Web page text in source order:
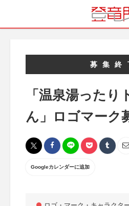
募集終
「温泉湯ったり
ん」ロゴマーク
Googleカレンダーに追加